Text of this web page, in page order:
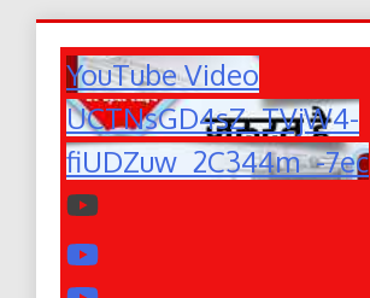
YouTube Video
UCTNsGD4sZ_TVjW4-
fiUDZuw_2C344m_-7ec